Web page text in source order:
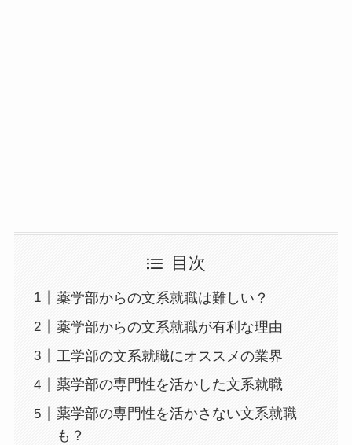
目次
薬学部からの文系就職は難しい？
薬学部からの文系就職が有利な理由
工学部の文系就職にオススメの業界
薬学部の専門性を活かした文系就職
薬学部の専門性を活かさない文系就職
も？